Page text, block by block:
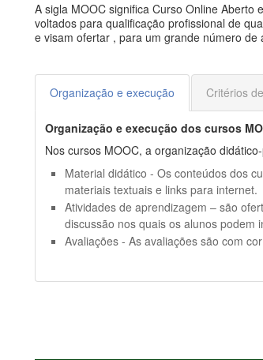
A sigla MOOC significa Curso Online Aberto
voltados para qualificação profissional de
e visam ofertar , para um grande número
Organização e execução Critérios
Organização e execução dos cursos
Nos cursos MOOC, a organização
Material didático - Os conteúdos dos
materiais textuais e links para internet.
Atividades de aprendizagem – são
discussão nos quais os alunos podem
Avaliações - As avaliações são com